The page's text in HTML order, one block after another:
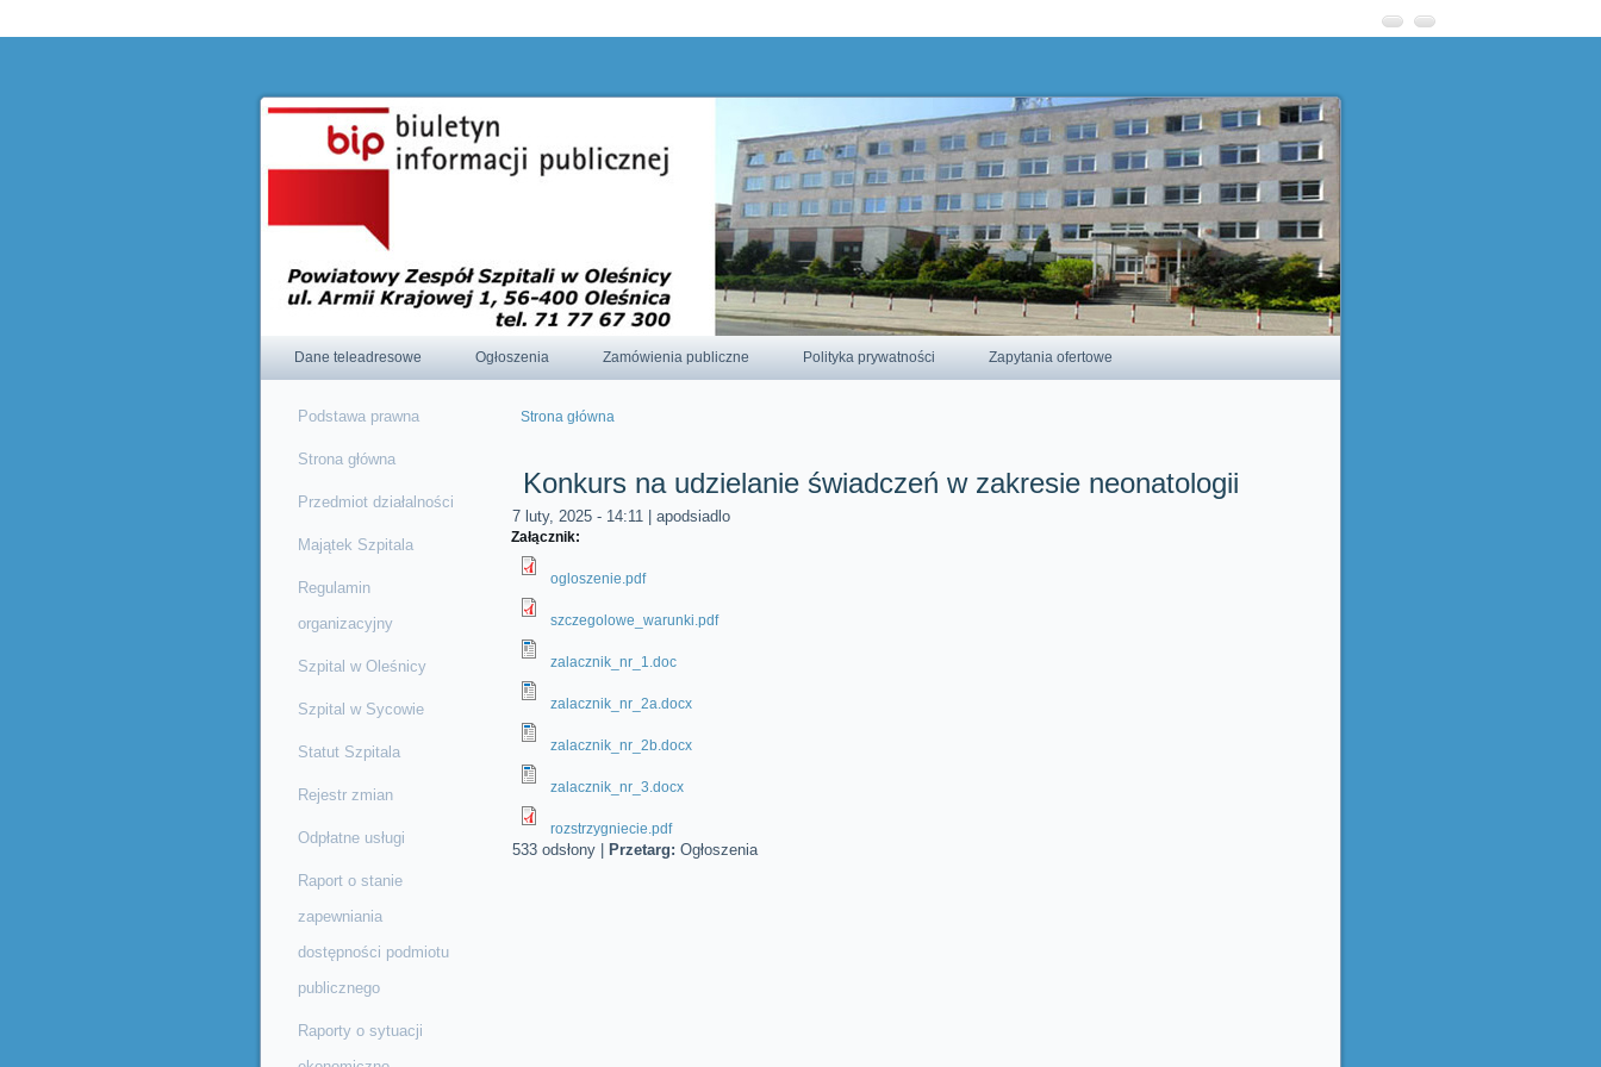
Dane teleadresowe Ogłoszenia Zamówienia publiczne Polityka prywatności Zapytania ofertowe
Podstawa prawna
Strona główna
Przedmiot działalności
Majątek Szpitala
Regulamin
organizacyjny
Szpital w Oleśnicy
Szpital w Sycowie
Statut Szpitala
Rejestr zmian
Odpłatne usługi
Raport o stanie
zapewniania
dostępności podmiotu
publicznego
Raporty o sytuacji
Strona główna
Konkurs na udzielanie świadczeń w zakresie neonatologii
7 luty, 2025 - 14:11 apodsiadlo
Załącznik:
ogloszenie.pdf
szczegolowe_warunki.pdf
zalacznik_nr_1.doc
zalacznik_nr_2a.docx
zalacznik_nr_2b.docx
zalacznik_nr_3.docx
rozstrzygniecie.pdf
533 odsłony Przetarg: Ogłoszenia